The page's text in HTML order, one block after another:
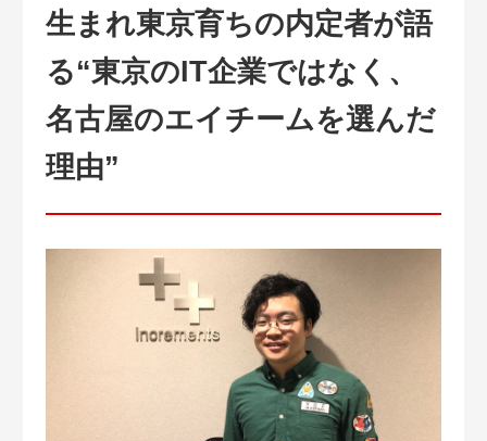
生まれ東京育ちの内定者が語
る“東京のIT企業ではなく、
名古屋のエイチームを選んだ
理由”